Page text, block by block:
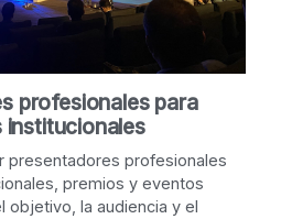
profesionales para
institucionales
presentadores profesionales
premios y eventos
objetivo, la audiencia y el